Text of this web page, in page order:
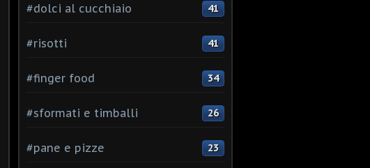
#dolci al cucchiaio 41
#risotti 41
#finger food 34
#sformati e timballi 26
#pane e pizze 23